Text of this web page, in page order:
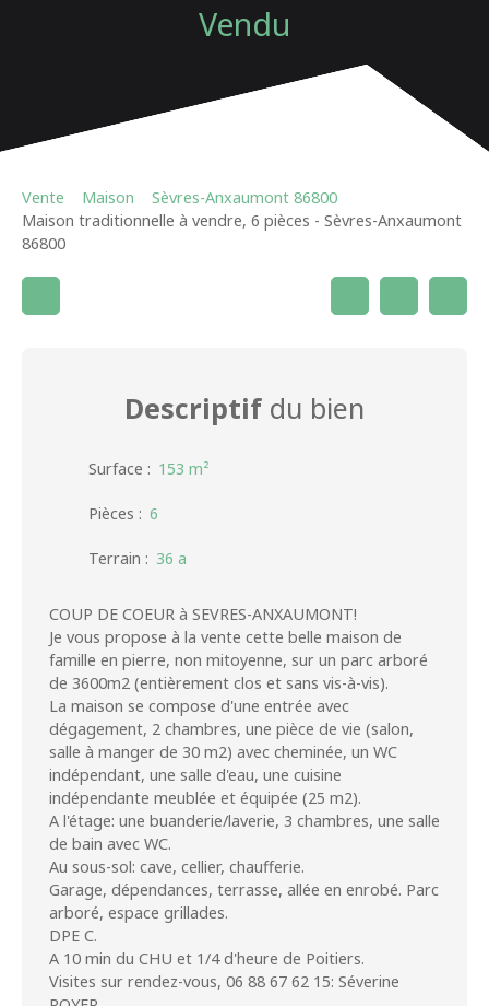
Vendu
Vente Maison
Sèvres-Anxaumont 86800
Maison traditionnelle à vendre, 6 pièces - Sèvres-Anxaumont
86800
Descriptif du bien
Surface : 153 m²
Pièces : 6
Terrain : 36 a
COUP DE COEUR à SEVRES-ANXAUMONT!
Je vous propose à la vente cette belle maison de
famille en pierre, non mitoyenne, sur un parc arboré
de 3600m2 (entièrement clos et sans vis-à-vis).
La maison se compose d'une entrée avec
dégagement, 2 chambres, une pièce de vie (salon,
salle à manger de 30 m2) avec cheminée, un WC
indépendant, une salle d'eau, une cuisine
indépendante meublée et équipée (25 m2).
A l'étage: une buanderie/laverie, 3 chambres, une salle
de bain avec WC.
Au sous-sol: cave, cellier, chaufferie.
Garage, dépendances, terrasse, allée en enrobé. Parc
arboré, espace grillades.
DPE C.
A 10 min du CHU et 1/4 d'heure de Poitiers.
Visites sur rendez-vous, 06 88 67 62 15: Séverine